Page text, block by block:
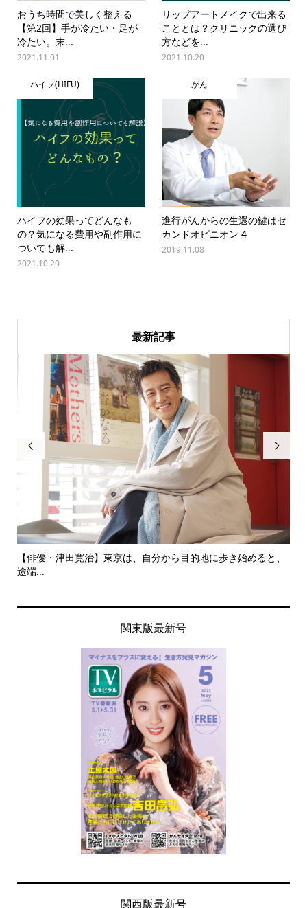
おうち時間で美しく整える
【第2回】手が冷たい・足が
冷たい。末...
2021.11.01
リップアートメイクで出来る
こととは？クリニックの選び
方などを...
2021.10.20
ハイフ(HIFU)
ハイフの効果ってどんなも
の？気になる費用や副作用に
ついても解...
2021.10.20
がん
進行がんからの生還の鍵はセ
カンドオピニオン 4
2019.11.08
最新記事

【俳優・津田寛治】東京は、自分から目的地に歩き始めると、
途端...

関東版最新号
関西版最新号